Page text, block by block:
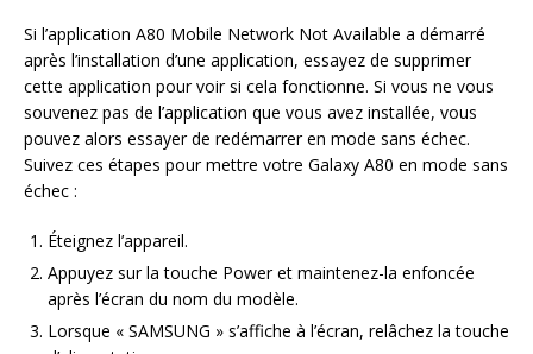
Si l’application A80 Mobile Network Not Available a démarré
après l’installation d’une application, essayez de supprimer
cette application pour voir si cela fonctionne. Si vous ne vous
souvenez pas de l’application que vous avez installée, vous
pouvez alors essayer de redémarrer en mode sans échec.
Suivez ces étapes pour mettre votre Galaxy A80 en mode sans
échec :
Éteignez l’appareil.
Appuyez sur la touche Power et maintenez-la enfoncée
après l’écran du nom du modèle.
Lorsque « SAMSUNG » s’affiche à l’écran, relâchez la touche